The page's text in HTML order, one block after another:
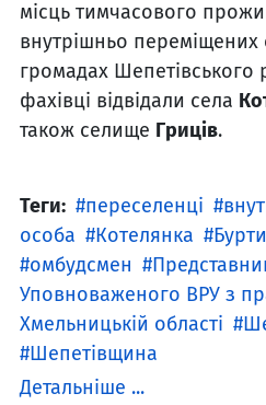
місць тимчасового
внутрішньо переміщених
громадах Шепетівського
фахівці відвідали села
також селище Гриців.
Теги: переселенці
особа
Котелянка
омбудсмен
Уповноваженого ВРУ з
Хмельницькій області
Шепетівщина
Детальніше ...